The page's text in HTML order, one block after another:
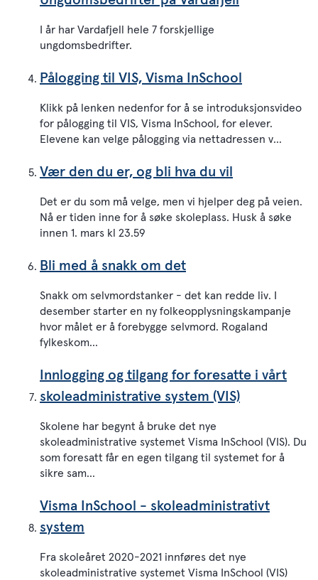
I år har Vardafjell hele 7 forskjellige
ungdomsbedrifter.
Pålogging til VIS, Visma InSchool
Klikk på lenken nedenfor for å se introduksjonsvideo
for pålogging til VIS, Visma InSchool, for elever.
Elevene kan velge pålogging via nettadressen v...
Vær den du er, og bli hva du vil
Det er du som må velge, men vi hjelper deg på veien.
Nå er tiden inne for å søke skoleplass. Husk å søke
innen 1. mars kl 23.59
Bli med å snakk om det
Snakk om selvmordstanker - det kan redde liv. I
desember starter en ny folkeopplysningskampanje
hvor målet er å forebygge selvmord. Rogaland
fylkeskom...
Innlogging og tilgang for foresatte i vårt
skoleadministrative system (VIS)
Skolene har begynt å bruke det nye
skoleadministrative systemet Visma InSchool (VIS). Du
som foresatt får en egen tilgang til systemet for å
sikre sam...
Visma InSchool - skoleadministrativt
system
Fra skoleåret 2020-2021 innføres det nye
skoleadministrative systemet Visma InSchool (VIS)